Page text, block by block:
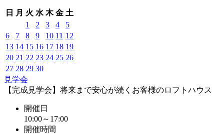
日 月 火 水 木 金 土
1
2 3 4
5
6
7 8 9 10 11 12
13 14 15 16 17 18 19
20 21 22 23 24 25 26
27 28 29 30
見学会
【完成見学会】将来まで安心が続くお客様のロフトハウス
開催日
10:00～17:00
開催時間